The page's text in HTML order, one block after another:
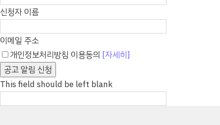
신청자 이름
이메일 주소
개인정보처리방침 이용동의 [자세히]
공고 알림 신청
This field should be left blank